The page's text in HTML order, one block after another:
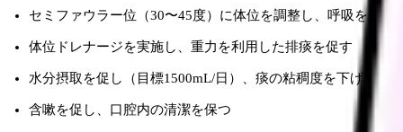
セミファウラー位（30〜45度）に体位を調整し、呼吸を楽に
体位ドレナージを実施し、重力を利用した排痰を促す
水分摂取を促し（目標1500mL/日）、痰の粘稠度を下げる
含嗽を促し、口腔内の清潔を保つ